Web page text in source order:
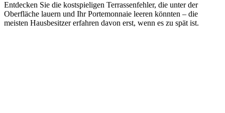
Entdecken Sie die kostspieligen Terrassenfehler, die unter der
Oberfläche lauern und Ihr Portemonnaie leeren könnten – die
meisten Hausbesitzer erfahren davon erst, wenn es zu spät ist.